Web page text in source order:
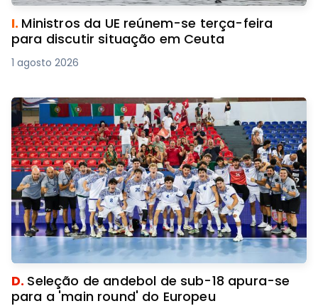
I. Ministros da UE reúnem-se terça-feira
para discutir situação em Ceuta
1 agosto 2026
D. Seleção de andebol de sub-18 apura-se
para a 'main round' do Europeu